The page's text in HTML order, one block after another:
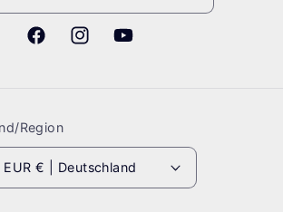
FacebookInstagramYouTube
Region
EUR € | Deutschland